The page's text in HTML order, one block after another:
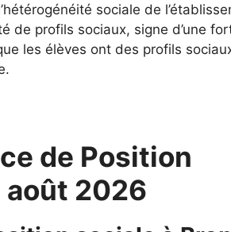
sociale de
de profils sociaux, signe d’une
les élèves ont des profils
de Position
août 2026